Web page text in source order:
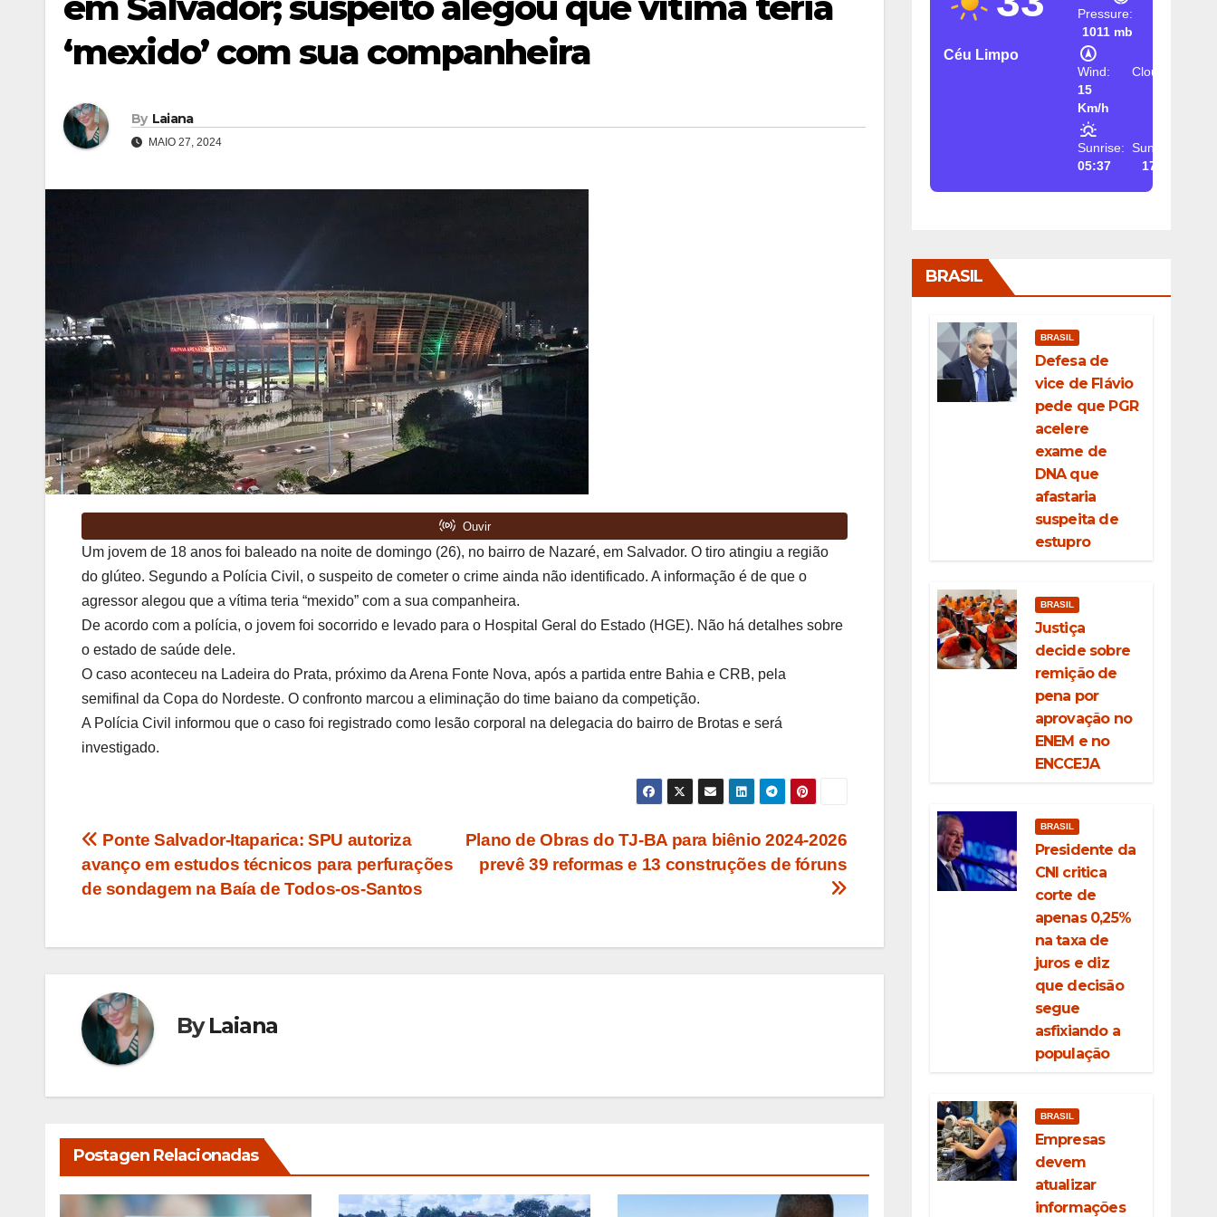
‘mexido’ com sua companheira
By Laiana
MAIO 27, 2024
Um jovem de 18 anos foi baleado na noite de domingo (26), no bairro de Nazaré, em Salvador. O tiro atingiu a região
do glúteo. Segundo a Polícia Civil, o suspeito de cometer o crime ainda não identificado. A informação é de que o
agressor alegou que a vítima teria “mexido” com a sua companheira.
De acordo com a polícia, o jovem foi socorrido e levado para o Hospital Geral do Estado (HGE). Não há detalhes sobre
o estado de saúde dele.
O caso aconteceu na Ladeira do Prata, próximo da Arena Fonte Nova, após a partida entre Bahia e CRB, pela
semifinal da Copa do Nordeste. O confronto marcou a eliminação do time baiano da competição.
A Polícia Civil informou que o caso foi registrado como lesão corporal na delegacia do bairro de Brotas e será
investigado.
Navegação
de
Plano de Obras do TJ-BA para biênio 2024-2026
prevê 39 reformas e 13 construções de fóruns
Ponte Salvador-Itaparica: SPU autoriza
avanço em estudos técnicos para perfurações
de sondagem na Baía de Todos-os-Santos
ByLaiana
Postagen Relacionadas
Céu Limpo
Pressure:
1011 mb
Wind:
15
Km/h
Clouds:
Sunrise:
05:37
Sunset:
17:26
BRASIL
BRASIL
Defesa de
vice de Flávio
pede que PGR
acelere
exame de
DNA que
afastaria
suspeita de
estupro
BRASIL
Justiça
decide sobre
remição de
pena por
aprovação no
ENEM e no
ENCCEJA
BRASIL
Presidente da
CNI critica
corte de
apenas 0,25%
na taxa de
juros e diz
que decisão
segue
asfixiando a
população
BRASIL
Empresas
devem
atualizar
informações